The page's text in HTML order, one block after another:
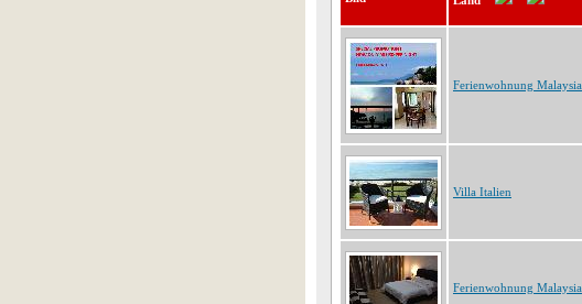
Ferienwohnung Malaysia
Villa Italien
Ferienwohnung Malaysia